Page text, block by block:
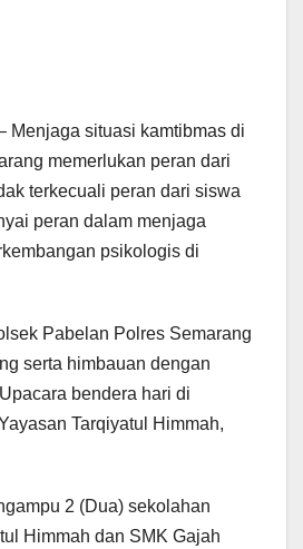
Menjaga situasi kamtibmas di
memerlukan peran dari
terkecuali peran dari siswa
peran dalam menjaga
psikologis di
Pabelan Polres Semarang
serta himbauan dengan
bendera hari di
Tarqiyatul Himmah,
2 (Dua) sekolahan
Himmah dan SMK Gajah